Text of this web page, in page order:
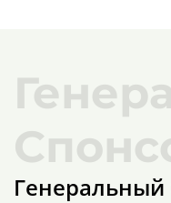
Генеральный